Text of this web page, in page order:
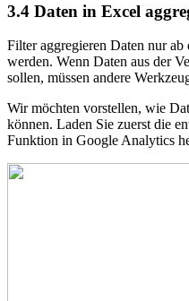
3.4 Daten in Excel
Filter aggregieren Daten nur
werden. Wenn Daten aus der
sollen, müssen andere
Wir möchten vorstellen, wie
können. Laden Sie zuerst die
Funktion in Google Analytics